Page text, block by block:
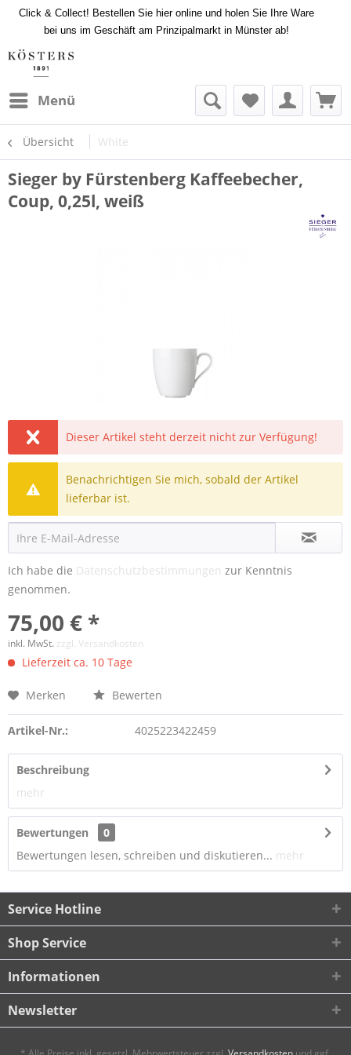
Click & Collect! Bestellen Sie hier online und holen Sie Ihre Ware
bei uns im Geschäft am Prinzipalmarkt in Münster ab!
Menü
Übersicht White
Sieger by Fürstenberg Kaffeebecher,
Coup, 0,25l, weiß
Dieser Artikel steht derzeit nicht zur Verfügung!
Benachrichtigen Sie mich, sobald der Artikel
lieferbar ist.
Ich habe die Datenschutzbestimmungen zur Kenntnis
genommen.
75,00 € *
inkl. MwSt. zzgl. Versandkosten
Lieferzeit ca. 10 Tage
Merken Bewerten
Artikel-Nr.: 4025223422459
Beschreibung
mehr
Bewertungen
0
Bewertungen lesen, schreiben und diskutieren... mehr
Service Hotline
Shop Service
Informationen
Newsletter